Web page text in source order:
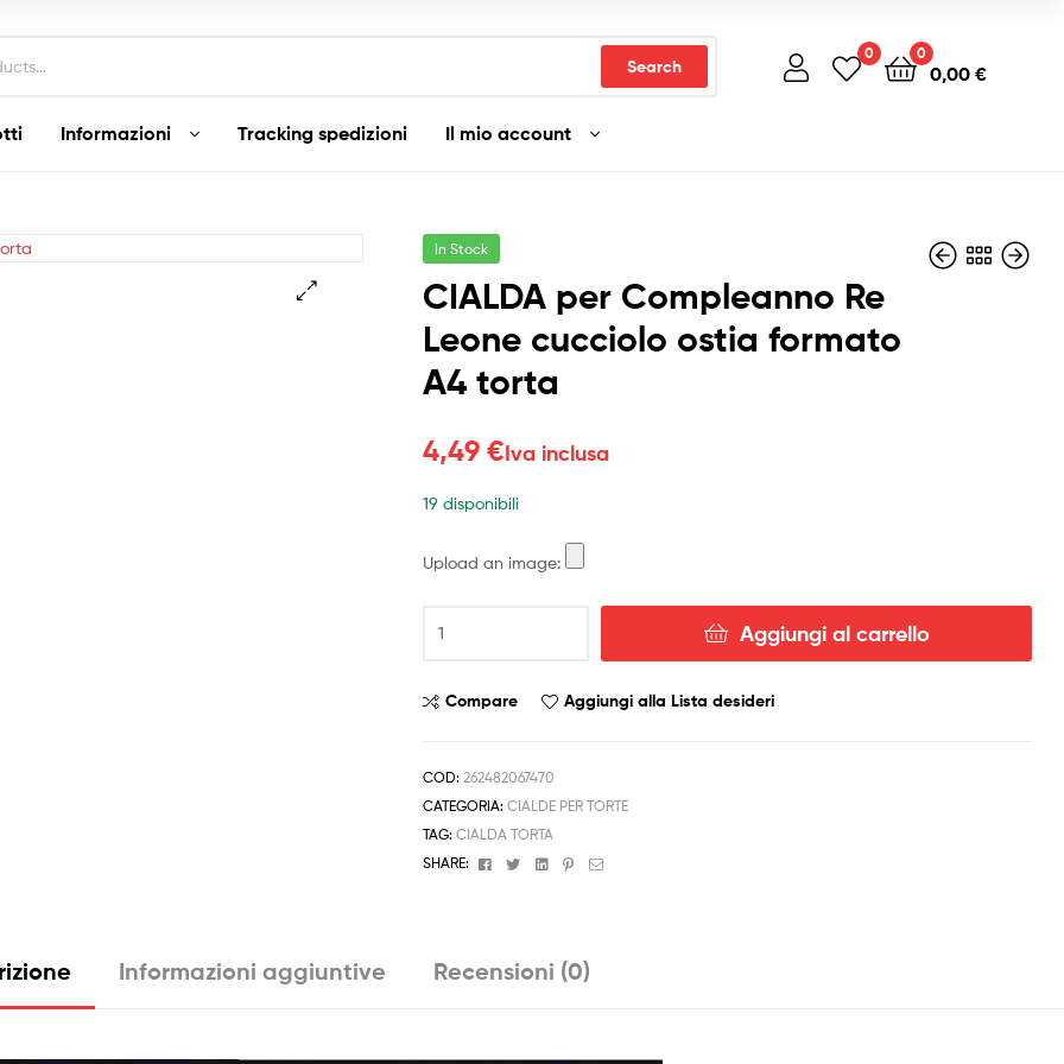
Search
0 0
0,00 €
Informazioni Tracking spedizioni Il mio account
In Stock
CIALDA per Compleanno Re
Leone cucciolo ostia formato
A4 torta
4,49€Iva inclusa
19 disponibili
Upload an image:
per
Re
ostia
formato
A4
Aggiungi al carrello
Compare Aggiungi alla Lista desideri
COD:262482067470
CATEGORIA:CIALDE PER TORTE
TAG:CIALDA TORTA
SHARE:
FacebookTwitterLinkedinPinterest
Email
Informazioni aggiuntive Recensioni (0)